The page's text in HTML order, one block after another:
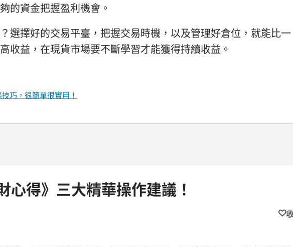
的資金把握盈利機會。
選擇好的交易平臺，把握交易時機，以及管理好倉位，就能比一
收益，在現貨市場要不斷學習才能獲得持續收益。
巧，很簡單很實用！
心得》三大精華操作建議！